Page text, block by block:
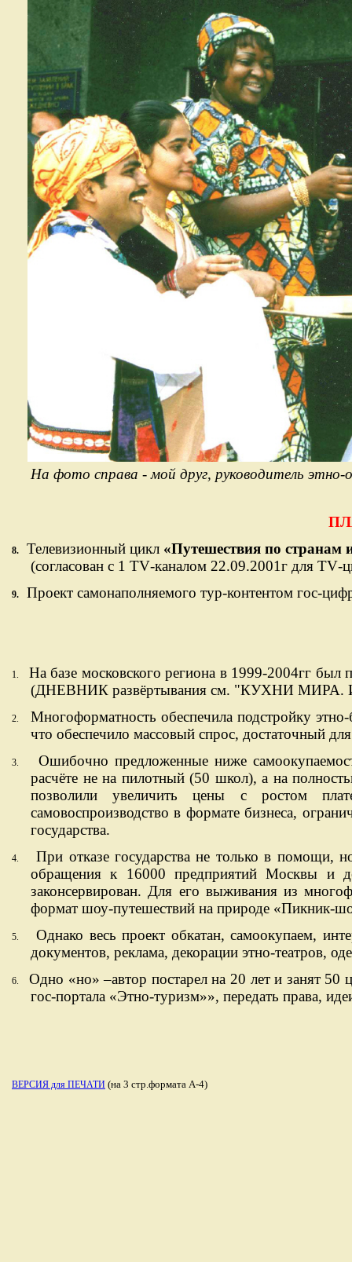
На фото справа - мой друг, руководитель
8. Телевизионный цикл «Путешествия по странам
(согласован с 1 ТV-каналом 22.09.2001г для TV-
9. Проект самонаполняемого тур-контентом гос-
1.
На базе московского региона в 1999-2004гг
(ДНЕВНИК развёртывания см. "КУХНИ
2.
Многоформатность обеспечила подстройку
что обеспечило массовый спрос, достаточный
3.
Ошибочно предложенные ниже
расчёте не на пилотный (50 школ), а на
позволили увеличить цены с ростом
самовоспроизводство в формате бизнеса,
государства.
4.
При отказе государства не только в помощи,
обращения к 16000 предприятий Москвы и
законсервирован. Для его выживания из
формат шоу-путешествий на природе «Пикник-
5.
Однако весь проект обкатан, самоокупаем,
документов, реклама, декорации этно-театров,
6.
Одно «но» –автор постарел на 20 лет и занят
гос-портала «Этно-туризм»», передать права,
ВЕРСИЯ для ПЕЧАТИ (на 3 стр.формата А-4)